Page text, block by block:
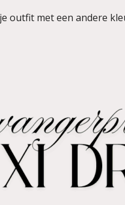
outfit met een andere